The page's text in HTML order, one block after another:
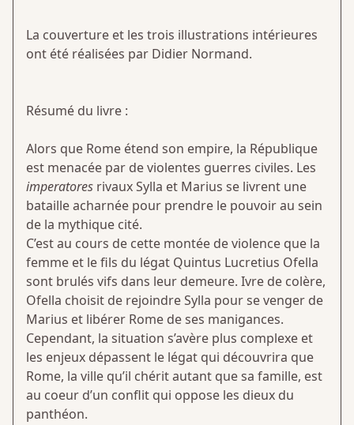
La couverture et les trois illustrations intérieures
ont été réalisées par Didier Normand.
Résumé du livre :
Alors que Rome étend son empire, la République
est menacée par de violentes guerres civiles. Les
imperatores rivaux Sylla et Marius se livrent une
bataille acharnée pour prendre le pouvoir au sein
de la mythique cité.
C’est au cours de cette montée de violence que la
femme et le fils du légat Quintus Lucretius Ofella
sont brulés vifs dans leur demeure. Ivre de colère,
Ofella choisit de rejoindre Sylla pour se venger de
Marius et libérer Rome de ses manigances.
Cependant, la situation s’avère plus complexe et
les enjeux dépassent le légat qui découvrira que
Rome, la ville qu’il chérit autant que sa famille, est
au coeur d’un conflit qui oppose les dieux du
panthéon.